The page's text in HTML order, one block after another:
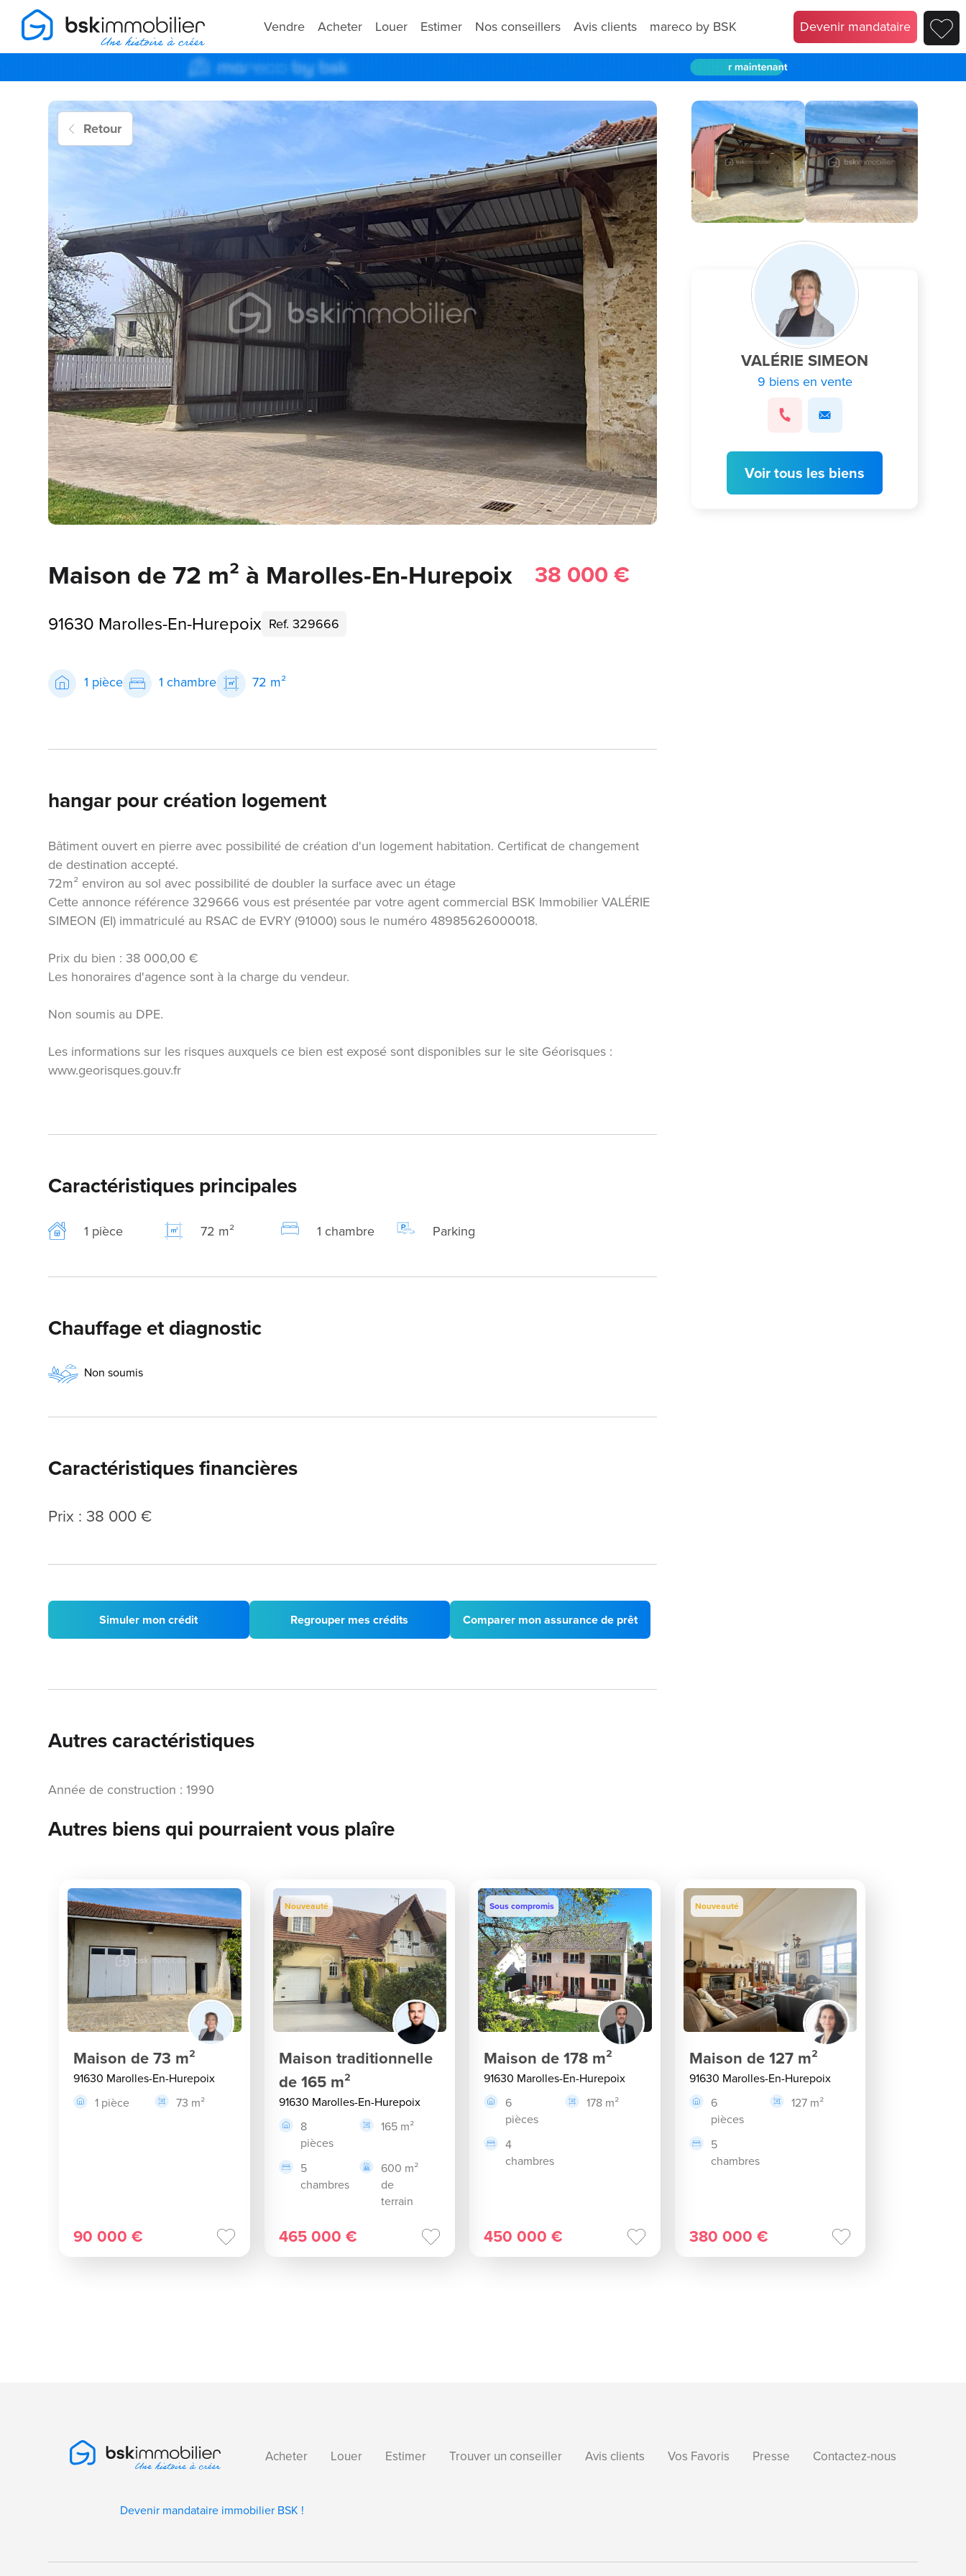
Vendre Acheter Louer Estimer Nos conseillers Avis clients mareco by BSK Devenir mandataire
Retour
Maison de 72 m² à Marolles-En-Hurepoix 38 000 €
91630 Marolles-En-Hurepoix Ref. 329666
1 pièce 1 chambre 72 m²
hangar pour création logement
Bâtiment ouvert en pierre avec possibilité de création d'un logement habitation. Certificat de changement
de destination accepté.
72m² environ au sol avec possibilité de doubler la surface avec un étage
Cette annonce référence 329666 vous est présentée par votre agent commercial BSK Immobilier VALÉRIE
SIMEON (EI) immatriculé au RSAC de EVRY (91000) sous le numéro 48985626000018.
Prix du bien : 38 000,00 €
Les honoraires d'agence sont à la charge du vendeur.
Non soumis au DPE.
Les informations sur les risques auxquels ce bien est exposé sont disponibles sur le site Géorisques :
www.georisques.gouv.fr
Caractéristiques principales
1 pièce 72 m² 1 chambre Parking
Chauffage et diagnostic
Non soumis
Caractéristiques financières
Prix : 38 000 €
Simuler mon crédit Regrouper mes crédits Comparer mon assurance de prêt
Autres caractéristiques
Année de construction : 1990
VALÉRIE SIMEON
9 biens en vente
Voir tous les biens
Autres biens qui pourraient vous plaîre
Maison de 73 m²
91630 Marolles-En-Hurepoix
1 pièce
73 m²
90 000 €
Nouveauté
Maison traditionnelle
de 165 m²
91630 Marolles-En-Hurepoix
8
pièces
165 m²
5
chambres
600 m²
de
terrain
465 000 €
Sous compromis
Maison de 178 m²
91630 Marolles-En-Hurepoix
6
pièces
178 m²
4
chambres
450 000 €
Nouveauté
Maison de 127 m²
91630 Marolles-En-Hurepoix
6
pièces
127 m²
5
chambres
380 000 €
Acheter Louer Estimer Trouver un conseiller Avis clients Vos Favoris Presse Contactez-nous
Devenir mandataire immobilier BSK !